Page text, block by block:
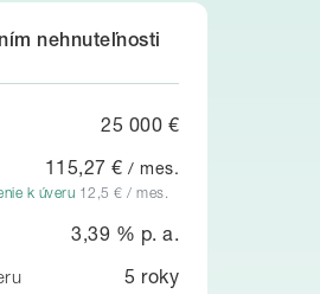
nehnuteľnosti
25 000 €
115,27 € / mes.
k úveru 12,5 € / mes.
3,39 % p. a.
5 roky